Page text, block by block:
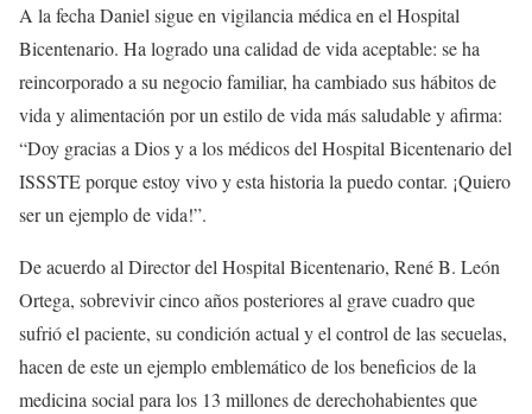
A la fecha Daniel sigue en vigilancia médica en el Hospital
Bicentenario. Ha logrado una calidad de vida aceptable: se ha
reincorporado a su negocio familiar, ha cambiado sus hábitos de
vida y alimentación por un estilo de vida más saludable y afirma:
“Doy gracias a Dios y a los médicos del Hospital Bicentenario del
ISSSTE porque estoy vivo y esta historia la puedo contar. ¡Quiero
ser un ejemplo de vida!”.
De acuerdo al Director del Hospital Bicentenario, René B. León
Ortega, sobrevivir cinco años posteriores al grave cuadro que
sufrió el paciente, su condición actual y el control de las secuelas,
hacen de este un ejemplo emblemático de los beneficios de la
medicina social para los 13 millones de derechohabientes que